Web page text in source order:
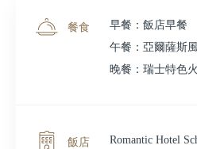
餐食
早餐：飯店早餐
午餐：亞爾薩斯
晚餐：瑞士特色
飯店
Romantic Hotel